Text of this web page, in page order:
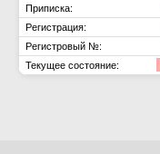
Приписка:
Регистрация:
Регистровый №:
Текущее состояние: